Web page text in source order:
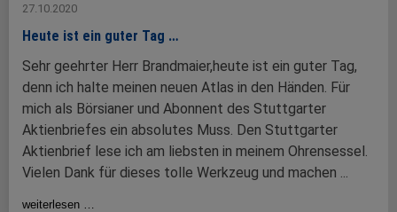
27.10.2020
Heute ist ein guter Tag …
Sehr geehrter Herr Brandmaier,heute ist ein guter Tag,
denn ich halte meinen neuen Atlas in den Händen. Für
mich als Börsianer und Abonnent des Stuttgarter
Aktienbriefes ein absolutes Muss. Den Stuttgarter
Aktienbrief lese ich am liebsten in meinem Ohrensessel.
Vielen Dank für dieses tolle Werkzeug und machen ...
weiterlesen …